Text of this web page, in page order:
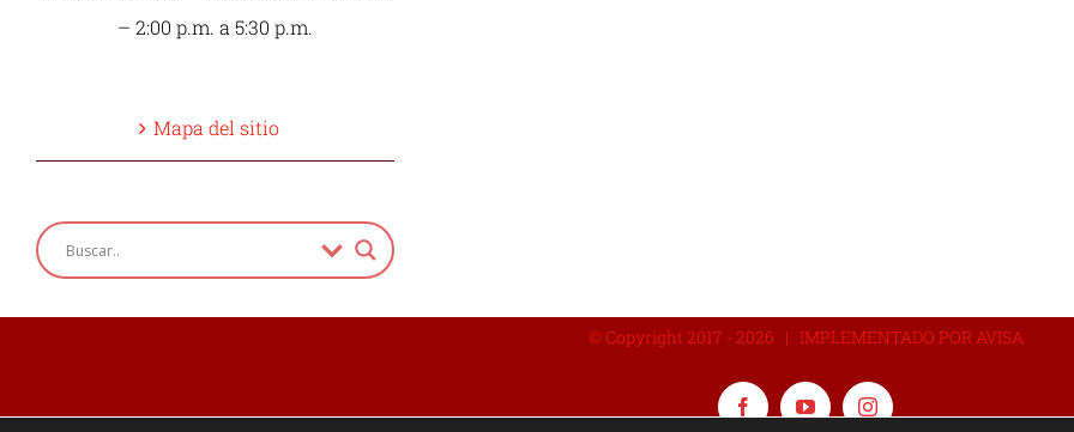
– 2:00 p.m. a 5:30 p.m.
Mapa del sitio
© Copyright 2017 - 2026 | IMPLEMENTADO POR AVISA
FacebookYouTubeInstagram